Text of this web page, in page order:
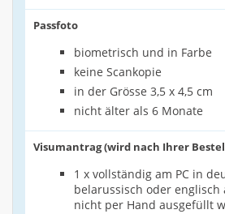
Passfoto
biometrisch und in Farbe
keine Scankopie
in der Grösse 3,5 x 4,5 cm
nicht älter als 6 Monate
Visumantrag (wird nach Ihrer
1 x vollständig am PC in
belarussisch oder
nicht per Hand ausgefüllt